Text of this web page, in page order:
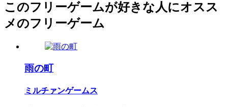
このフリーゲームが好きな人にオスス
メのフリーゲーム
雨の町
ミルチァンゲームス